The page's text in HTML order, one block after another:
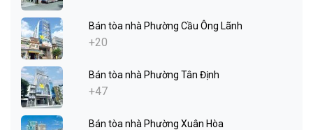
Bán tòa nhà Phường Cầu Ông Lãnh
+20
Bán tòa nhà Phường Tân Định
+47
Bán tòa nhà Phường Xuân Hòa